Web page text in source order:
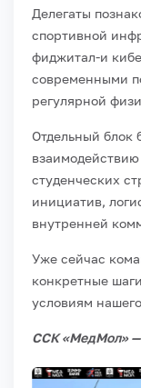
Делегаты
спортивной
фиджитал-и
современными
регулярной
Отдельный блок
студенческих
инициатив,
внутренней
Уже сейчас
конкретные
условиям
ССК «МедМол» —